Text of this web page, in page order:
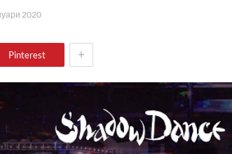
2020
Pinterest +